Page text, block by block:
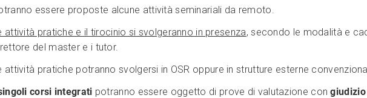
essere proposte alcune attività seminariali da remoto.
attività pratiche e il tirocinio si svolgeranno in presenza, secondo le modalità e
del master e i tutor.
attività pratiche potranno svolgersi in OSR oppure in strutture esterne
corsi integrati potranno essere oggetto di prove di valutazione con